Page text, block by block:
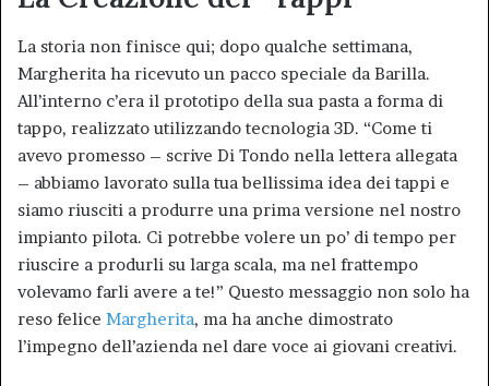
La storia non finisce qui; dopo qualche settimana,
Margherita ha ricevuto un pacco speciale da Barilla.
All’interno c’era il prototipo della sua pasta a forma di
tappo, realizzato utilizzando tecnologia 3D. “Come ti
avevo promesso – scrive Di Tondo nella lettera allegata
– abbiamo lavorato sulla tua bellissima idea dei tappi e
siamo riusciti a produrre una prima versione nel nostro
impianto pilota. Ci potrebbe volere un po’ di tempo per
riuscire a produrli su larga scala, ma nel frattempo
volevamo farli avere a te!” Questo messaggio non solo ha
reso felice Margherita, ma ha anche dimostrato
l’impegno dell’azienda nel dare voce ai giovani creativi.